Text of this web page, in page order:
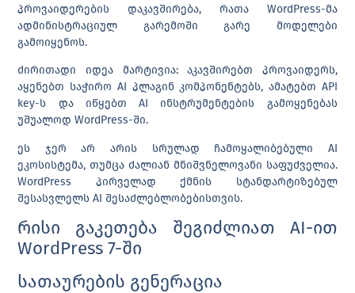
პროვაიდერების დაკავშირება, რათა WordPress-მა
ადმინისტრაციულ გარემოში გარე მოდელები
გამოიყენოს.
ძირითადი იდეა მარტივია: აკავშირებთ პროვაიდერს,
აყენებთ საჭირო AI პლაგინ კომპონენტებს, ამატებთ API
key-ს და იწყებთ AI ინსტრუმენტების გამოყენებას
უშუალოდ WordPress-ში.
ეს ჯერ არ არის სრულად ჩამოყალიბებული AI
ეკოსისტემა, თუმცა ძალიან მნიშვნელოვანი საფუძველია.
WordPress პირველად ქმნის სტანდარტიზებულ
შესასვლელს AI შესაძლებლობებისთვის.
რისი გაკეთება შეგიძლიათ AI-ით
WordPress 7-ში
სათაურების გენერაცია